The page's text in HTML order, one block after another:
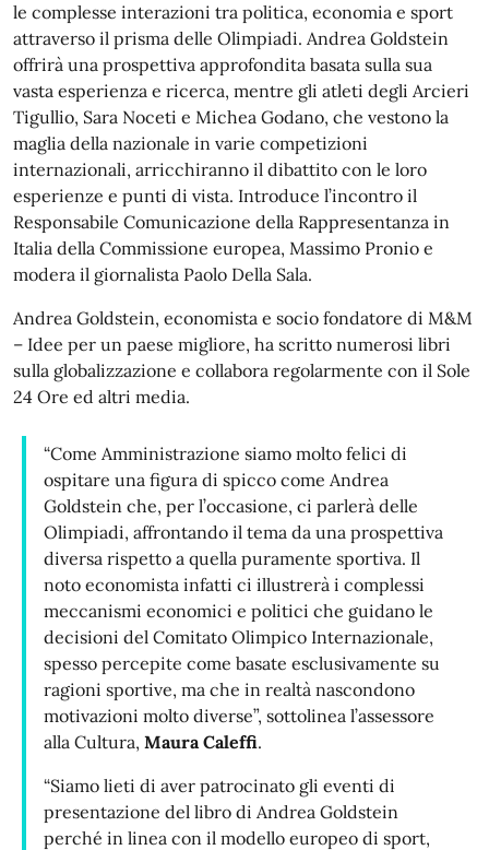
le complesse interazioni tra politica, economia e sport
attraverso il prisma delle Olimpiadi. Andrea Goldstein
offrirà una prospettiva approfondita basata sulla sua
vasta esperienza e ricerca, mentre gli atleti degli Arcieri
Tigullio, Sara Noceti e Michea Godano, che vestono la
maglia della nazionale in varie competizioni
internazionali, arricchiranno il dibattito con le loro
esperienze e punti di vista. Introduce l’incontro il
Responsabile Comunicazione della Rappresentanza in
Italia della Commissione europea, Massimo Pronio e
modera il giornalista Paolo Della Sala.
Andrea Goldstein, economista e socio fondatore di M&M
– Idee per un paese migliore, ha scritto numerosi libri
sulla globalizzazione e collabora regolarmente con il Sole
24 Ore ed altri media.
“Come Amministrazione siamo molto felici di
ospitare una figura di spicco come Andrea
Goldstein che, per l’occasione, ci parlerà delle
Olimpiadi, affrontando il tema da una prospettiva
diversa rispetto a quella puramente sportiva. Il
noto economista infatti ci illustrerà i complessi
meccanismi economici e politici che guidano le
decisioni del Comitato Olimpico Internazionale,
spesso percepite come basate esclusivamente su
ragioni sportive, ma che in realtà nascondono
motivazioni molto diverse”, sottolinea l’assessore
alla Cultura, Maura Caleffi.
“Siamo lieti di aver patrocinato gli eventi di
presentazione del libro di Andrea Goldstein
perché in linea con il modello europeo di sport,